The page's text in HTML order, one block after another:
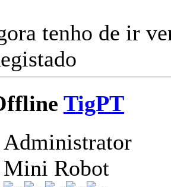
tenho de ir
TigPT
Administrator
Mini Robot